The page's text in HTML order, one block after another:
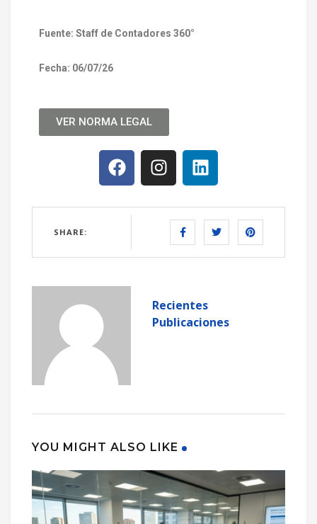
Fuente: Staff de Contadores 360°
Fecha: 06/07/26
VER NORMA LEGAL
SHARE:
Recientes
Publicaciones
YOU MIGHT ALSO LIKE